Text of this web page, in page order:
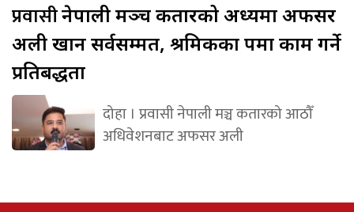
प्रवासीनेपाली मञ्च कतारको अध्यक्षमा अफसर
अली खान सर्वसम्मत, श्रमिकका पक्षमा काम गर्ने
प्रतिबद्धता
दोहा । प्रवासी नेपाली मञ्च कतारको आठौँ
अधिवेशनबाट अफसर अली